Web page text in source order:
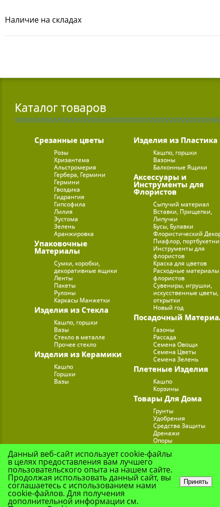
Наличие на складах
Каталог товаров
Срезанные цветы
Розы
Хризантема
Альстромерия
Гербера, Гермини
Гермини
Гвоздика
Гидрангия
Гипсофила
Лилия
Эустома
Зелень
Аранжировка
Упаковочные
Материалы
Сумки, коробки,
декоративные ящики
Ленты
Пакеты
Рулоны
Каркасы Манжетки
Изделия из Стекла
Кашпо, горшки
Вазы
Стекло в металле
Прочее стекло
Изделия из Керамики
Кашпо
Горшки
Вазы
Изделия из Пластика
Кашпо, горшки
Вазоны
Балконные Ящики
Аксессуары и
Инструменты для
Флористов
Сыпучий материал
Вставки, Прищепки,
Липучки
Бусы, Булавки
Флористический
Пиафлор,
Инструменты для
флористов
Краска для цветов
Расходные
флористов
Сувениры, игрушки,
искусственные цветы,
открытки
Новый год
Посадочный
Газоны
Рассада
Семена Овощи
Семена Цветы
Семена Зелень
Плетеные Изделия
Кашпо
Корзины
Товары Для Дома
Грунты
Удобрения
Средства Защиты
Дренажи
Опоры
Подставки для Цветов
Данный веб-сайт использует cookie-файлы
в целях предоставления вам лучшего
пользовательского опыта на нашем сайте.
Продолжая использовать данный сайт, вы
соглашаетесь с использованием нами
cookie-файлов. Для получения
дополнительной информации см.
Принять